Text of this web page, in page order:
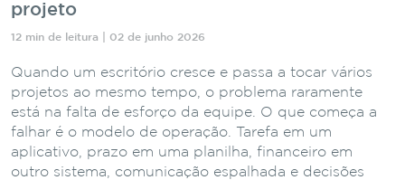
projeto
12 min de leitura | 02 de junho 2026
Quando um escritório cresce e passa a tocar vários
projetos ao mesmo tempo, o problema raramente
está na falta de esforço da equipe. O que começa a
falhar é o modelo de operação. Tarefa em um
aplicativo, prazo em uma planilha, financeiro em
outro sistema, comunicação espalhada e decisões